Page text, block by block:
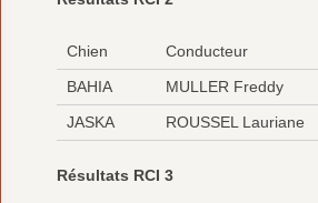
Chien Conducteur
BAHIA
MULLER Freddy
JASKA
ROUSSEL Lauriane
Résultats RCI 3